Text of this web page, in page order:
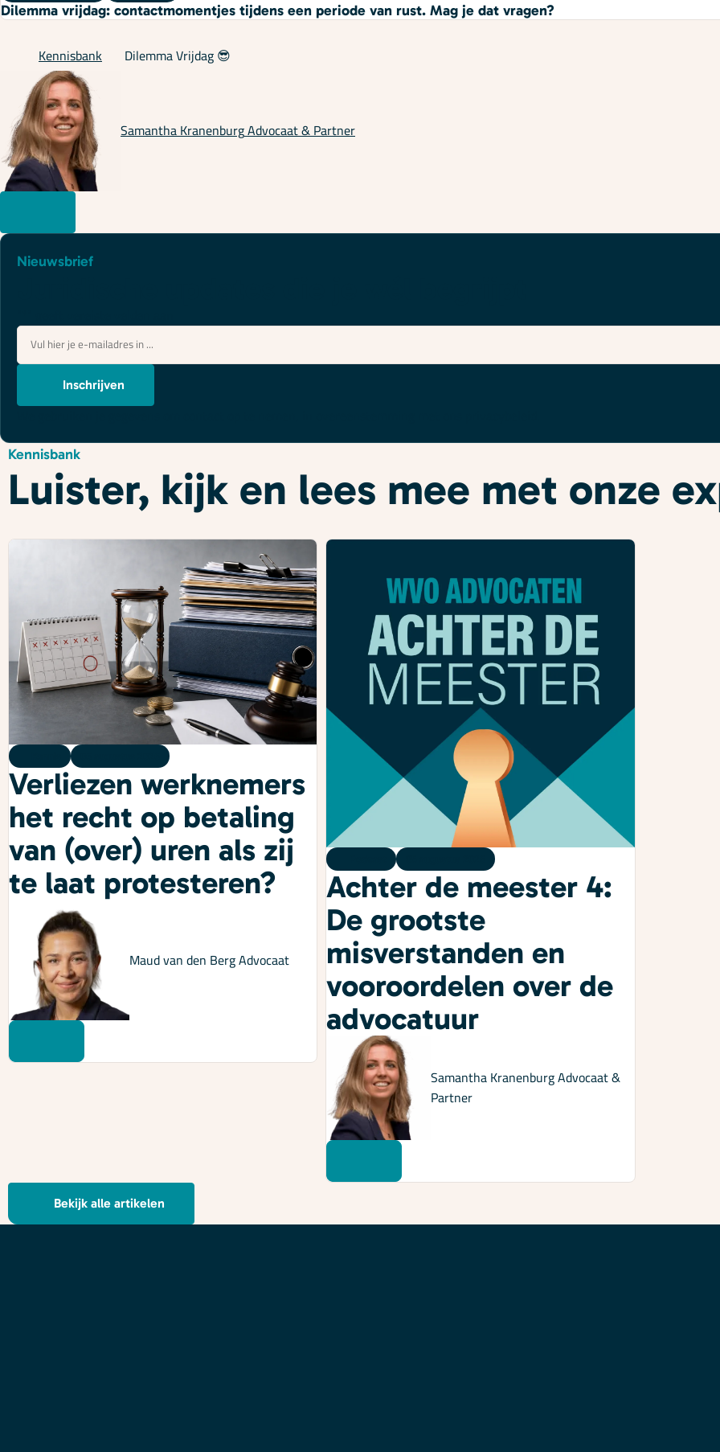
Dilemma vrijdag: contactmomentjes tijdens een periode van rust. Mag je dat vragen?
Kennisbank Dilemma Vrijdag 😎
Samantha KranenburgAdvocaat & Partner
Nieuwsbrief
E-
mailadres*
Inschrijven
Kennisbank
Luister, kijk en lees mee met onze
Verliezen werknemers
het recht op betaling
van (over) uren als zij
te laat protesteren?
Maud van den BergAdvocaat
Achter de meester 4:
De grootste
misverstanden en
vooroordelen over de
advocatuur
Samantha KranenburgAdvocaat &
Partner
Bekijk alle artikelen